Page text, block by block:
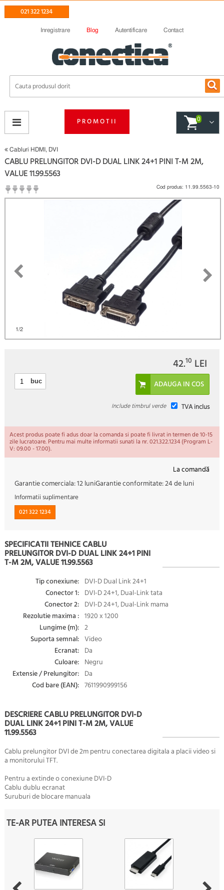
021 322 1234
Inregistrare Blog Autentificare Contact
PROMOTII 0
Cabluri HDMI, DVI
1/2
CABLU PRELUNGITOR DVI-D DUAL LINK 24+1 PINI T-M 2M,
VALUE 11.99.5563
(
Cod produs: 11.99.5563-10
42.10 LEI
buc
TVA inclus
Include timbrul verde
Acest produs poate fi adus doar la comanda si poate fi livrat in termen de 10-15
zile lucratoare. Pentru mai multe informatii sunati la nr. 021.322.1234 (Program L-
V: 09.00 - 17.00).
La comandă
Garantie comerciala:12 luniGarantie conformitate:24 de luni
Informatii suplimentare
021 322 1234
SPECIFICATII TEHNICE CABLU
PRELUNGITOR DVI-D DUAL LINK 24+1 PINI
T-M 2M, VALUE 11.99.5563
Tip conexiune: DVI-D Dual Link 24+1
Conector 1: DVI-D 24+1, Dual-Link tata
Conector 2: DVI-D 24+1, Dual-Link mama
Rezolutie maxima : 1920 x 1200
Lungime (m): 2
Suporta semnal: Video
Ecranat: Da
Culoare: Negru
Extensie / Prelungitor: Da
Cod bare (EAN): 7611990999156
DESCRIERE CABLU PRELUNGITOR DVI-D
DUAL LINK 24+1 PINI T-M 2M, VALUE
11.99.5563
Cablu prelungitor DVI de 2m pentru conectarea digitala a placii video si
a monitorului TFT.
Pentru a extinde o conexiune DVI-D
Cablu dublu ecranat
Suruburi de blocare manuala
TE-AR PUTEA INTERESA SI